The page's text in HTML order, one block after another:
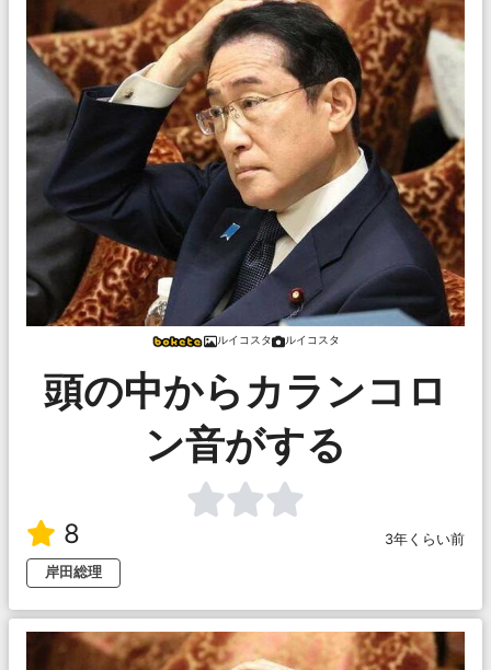
ルイコスタ ルイコスタ
頭の中からカランコロ
ン音がする
8
3年くらい前
岸田総理